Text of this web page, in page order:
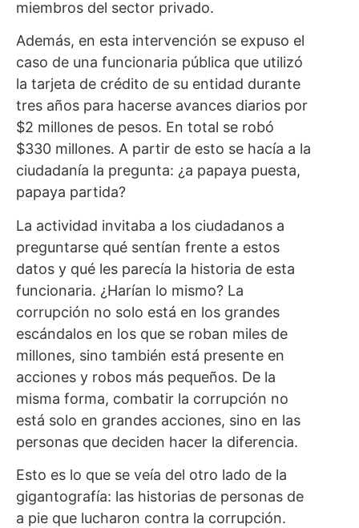
miembros del sector privado.
Además, en esta intervención se expuso el
caso de una funcionaria pública que utilizó
la tarjeta de crédito de su entidad durante
tres años para hacerse avances diarios por
$2 millones de pesos. En total se robó
$330 millones. A partir de esto se hacía a la
ciudadanía la pregunta: ¿a papaya puesta,
papaya partida?
La actividad invitaba a los ciudadanos a
preguntarse qué sentían frente a estos
datos y qué les parecía la historia de esta
funcionaria. ¿Harían lo mismo? La
corrupción no solo está en los grandes
escándalos en los que se roban miles de
millones, sino también está presente en
acciones y robos más pequeños. De la
misma forma, combatir la corrupción no
está solo en grandes acciones, sino en las
personas que deciden hacer la diferencia.
Esto es lo que se veía del otro lado de la
gigantografía: las historias de personas de
a pie que lucharon contra la corrupción.